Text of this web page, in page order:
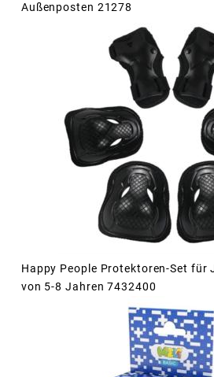
Außenposten 21278
Happy People Protektoren-Set für
von 5-8 Jahren 7432400